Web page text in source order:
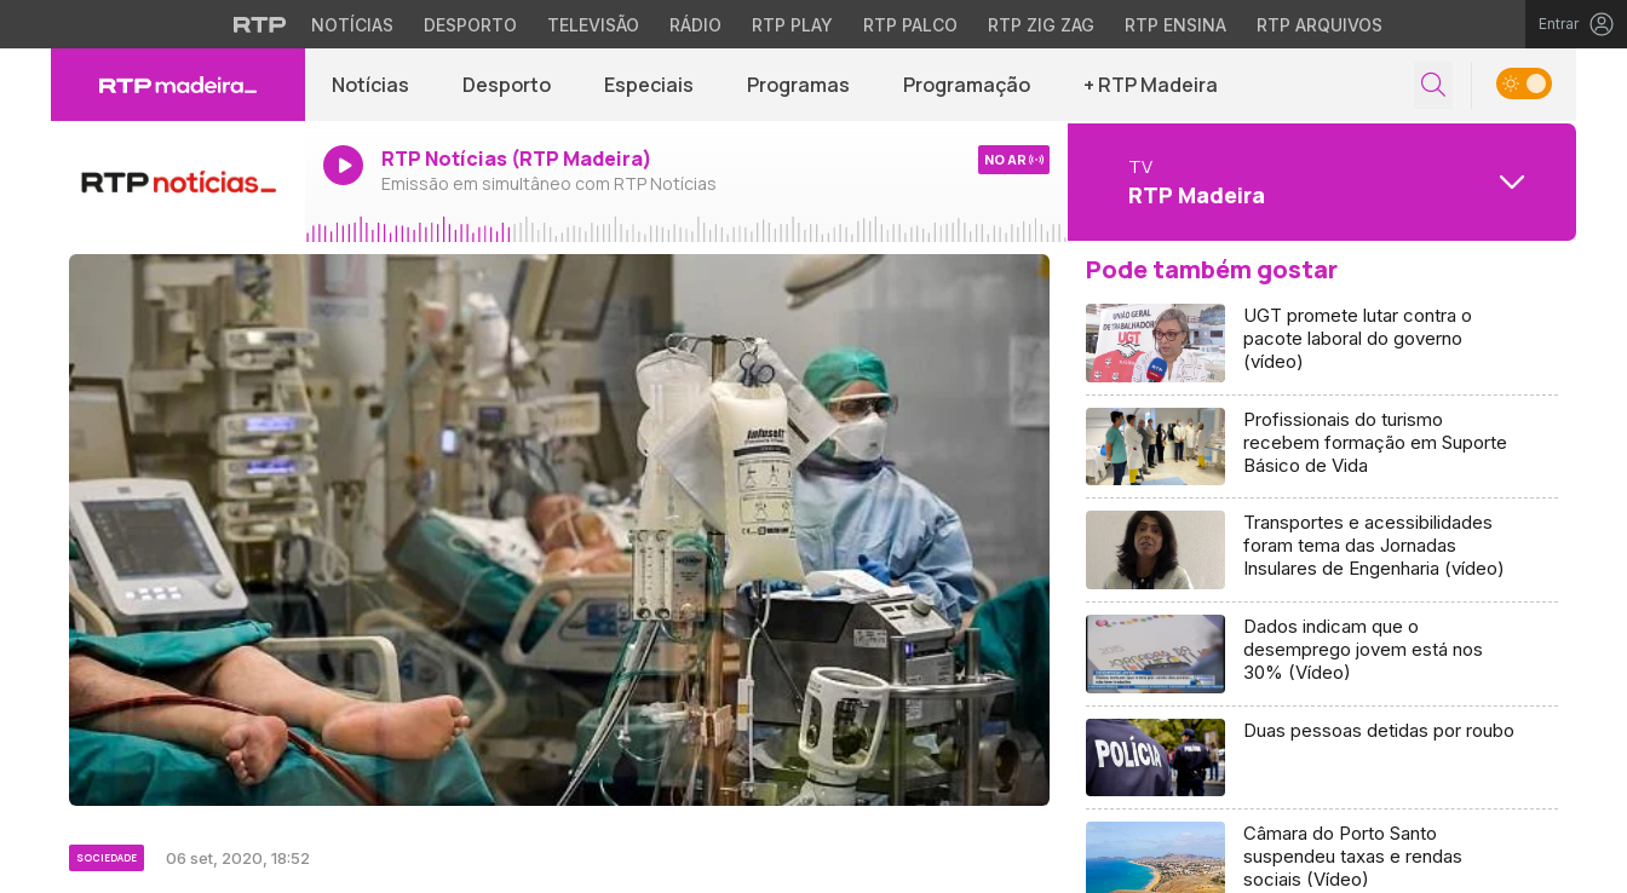
NOTÍCIAS DESPORTO TELEVISÃO RÁDIO RTP PLAY RTP PALCO RTP ZIG ZAG RTP ENSINA RTP ARQUIVOS Entrar
Notícias Desporto Especiais Programas Programação + RTP Madeira
RTP Notícias (RTP Madeira)
Emissão em simultâneo com RTP Notícias
NO AR TV
RTP Madeira
SOCIEDADE 06 set, 2020, 18:52
Pode também gostar
UGT promete lutar contra o
pacote laboral do governo
(vídeo)
Profissionais do turismo
recebem formação em Suporte
Básico de Vida
Transportes e acessibilidades
foram tema das Jornadas
Insulares de Engenharia (vídeo)
Dados indicam que o
desemprego jovem está nos
30% (Vídeo)
Duas pessoas detidas por roubo
Câmara do Porto Santo
suspendeu taxas e rendas
sociais (Vídeo)